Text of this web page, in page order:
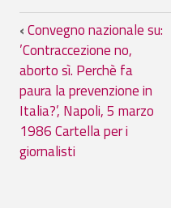
Link di
‹Convegno nazionale su:
’Contraccezione no,
aborto sì. Perchè fa
paura la prevenzione in
Italia?’, Napoli, 5 marzo
1986 Cartella per i
giornalisti